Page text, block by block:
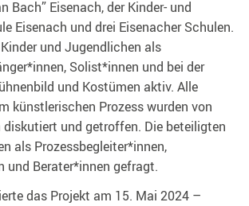
Bach” Eisenach, der Kinder- und
Eisenach und drei Eisenacher Schulen.
und Jugendlichen als
Solist*innen und bei der
und Kostümen aktiv. Alle
künstlerischen Prozess wurden von
diskutiert und getroffen. Die beteiligten
als Prozessbegleiter*innen,
und Berater*innen gefragt.
das Projekt am 15. Mai 2024 –